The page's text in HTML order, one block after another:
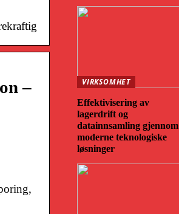
–
VIRKSOMHET
Effektivisering av
lagerdrift og
datainnsamling gjennom
moderne teknologiske
løsninger